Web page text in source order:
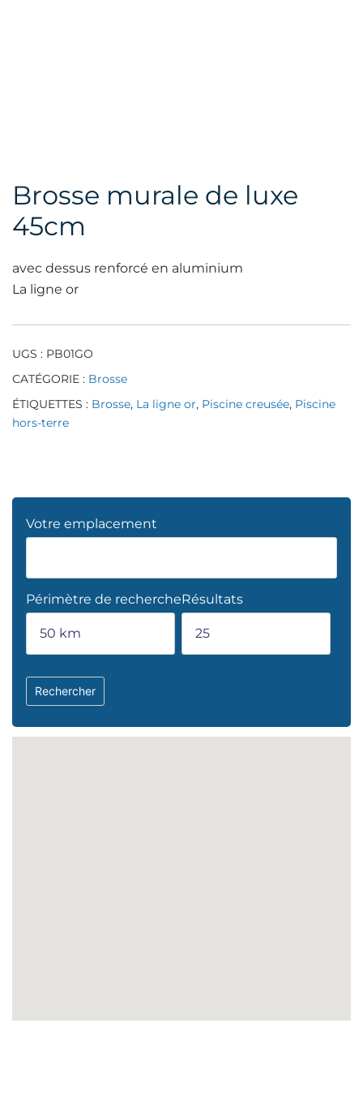
Brosse murale de luxe
45cm
avec dessus renforcé en aluminium
La ligne or
UGS : PB01GO
CATÉGORIE : Brosse
ÉTIQUETTES : Brosse, La ligne or, Piscine creusée, Piscine
hors-terre
Votre emplacement
Périmètre de rechercheRésultats